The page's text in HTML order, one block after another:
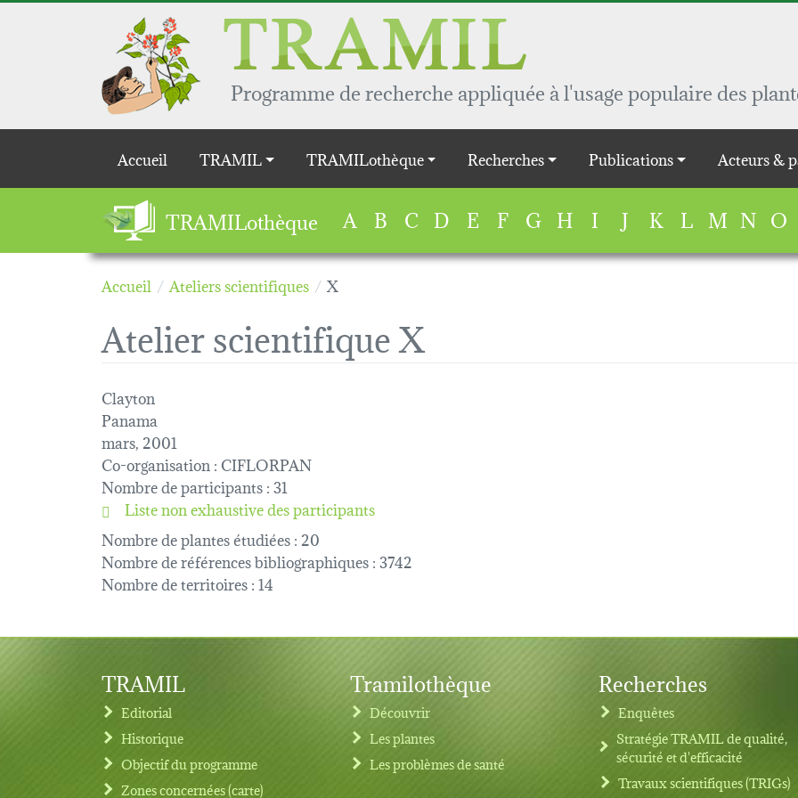
Aller au contenu principal
Programme de recherche appliquée à l'usage populaire des
Main navigation
Accueil TRAMIL TRAMILothèque Recherches Publications Acteurs &
TRAMILothèque A B C D E F G H I J K L M N O
Accueil Ateliers scientifiques X
Atelier scientifique X
Clayton
Panama
mars, 2001
Co-organisation : CIFLORPAN
Nombre de participants: 31
Liste non exhaustive des participants
Nombre de plantes étudiées: 20
Nombre de références bibliographiques: 3742
Nombre de territoires: 14
Footer menu
TRAMIL
Editorial
Historique
Objectif du programme
Zones concernées (carte)
Tramilothèque
Découvrir
Les plantes
Les problèmes de santé
Recherches
Enquêtes
Stratégie TRAMIL de qualité,
sécurité et d'efficacité
Travaux scientifiques (TRIGs)